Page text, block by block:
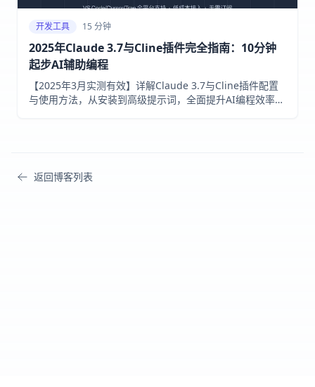
开发工具 15 分钟
2025年Claude 3.7与Cline插件完全指南：10分钟
起步AI辅助编程
【2025年3月实测有效】详解Claude 3.7与Cline插件配置
与使用方法，从安装到高级提示词，全面提升AI编程效率。
返回博客列表